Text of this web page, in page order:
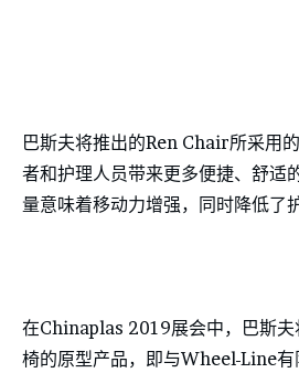
巴斯夫将推出的Ren Chair所采用
者和护理人员带来更多便捷、舒适
量意味着移动力增强，同时降低了
在Chinaplas 2019展会中，巴斯夫
椅的原型产品，即与Wheel-Line